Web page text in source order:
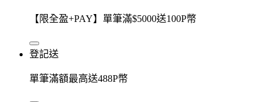
【限全盈+PAY】單筆滿$5000送100P幣
登記送
單筆滿額最高送488P幣